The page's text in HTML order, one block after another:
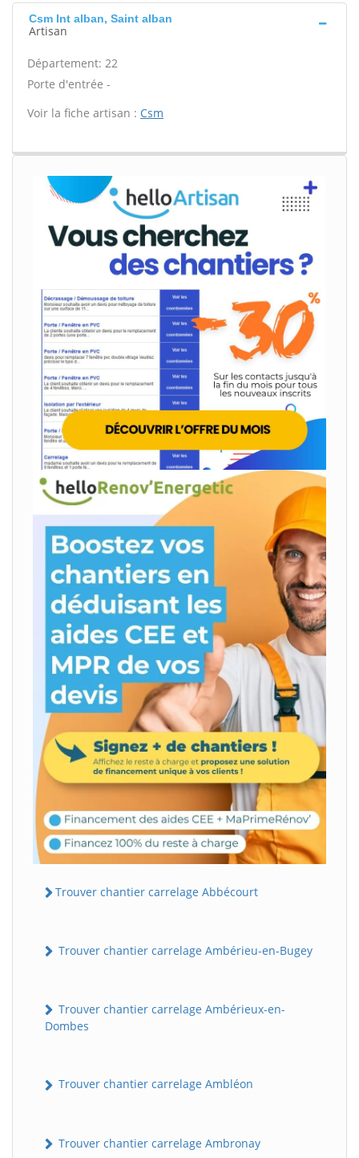
Csm Int alban, Saint alban
Artisan
Département: 22
Porte d'entrée -
Voir la fiche artisan : Csm
Trouver chantier carrelage Abbécourt
Trouver chantier carrelage Ambérieu-en-Bugey
Trouver chantier carrelage Ambérieux-en-
Dombes
Trouver chantier carrelage Ambléon
Trouver chantier carrelage Ambronay